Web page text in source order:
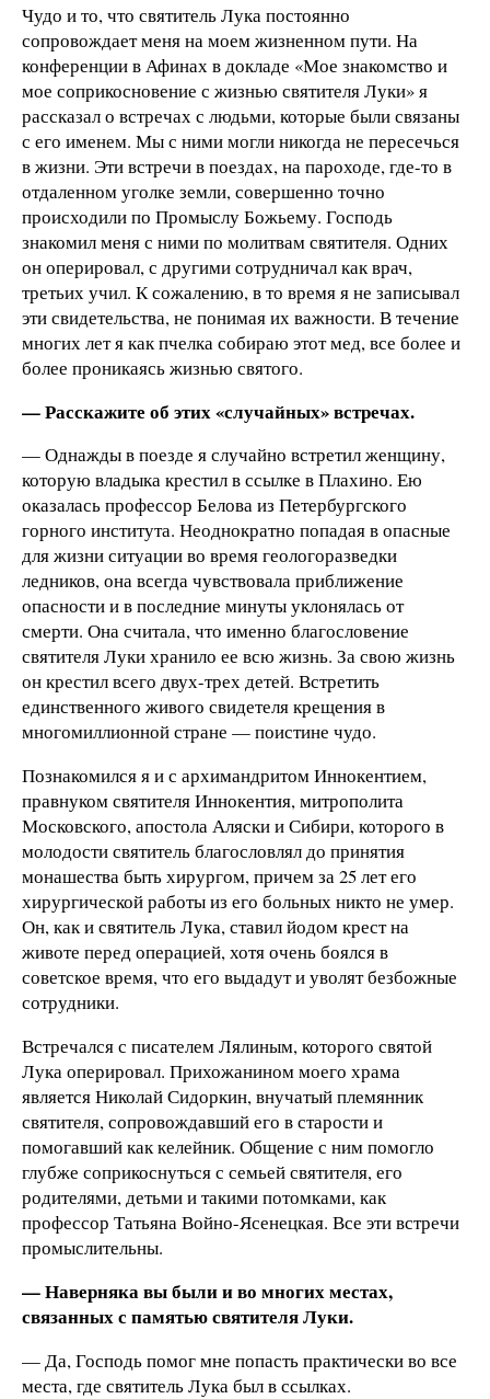
Чудо и то, что святитель Лука постоянно
сопровождает меня на моем жизненном пути. На
конференции в Афинах в докладе «Мое знакомство и
мое соприкосновение с жизнью святителя Луки» я
рассказал о встречах с людьми, которые были связаны
с его именем. Мы с ними могли никогда не пересечься
в жизни. Эти встречи в поездах, на пароходе, где-то в
отдаленном уголке земли, совершенно точно
происходили по Промыслу Божьему. Господь
знакомил меня с ними по молитвам святителя. Одних
он оперировал, с другими сотрудничал как врач,
третьих учил. К сожалению, в то время я не записывал
эти свидетельства, не понимая их важности. В течение
многих лет я как пчелка собираю этот мед, все более и
более проникаясь жизнью святого.
— Расскажите об этих «случайных» встречах.
— Однажды в поезде я случайно встретил женщину,
которую владыка крестил в ссылке в Плахино. Ею
оказалась профессор Белова из Петербургского
горного института. Неоднократно попадая в опасные
для жизни ситуации во время геологоразведки
ледников, она всегда чувствовала приближение
опасности и в последние минуты уклонялась от
смерти. Она считала, что именно благословение
святителя Луки хранило ее всю жизнь. За свою жизнь
он крестил всего двух-трех детей. Встретить
единственного живого свидетеля крещения в
многомиллионной стране — поистине чудо.
Познакомился я и с архимандритом Иннокентием,
правнуком святителя Иннокентия, митрополита
Московского, апостола Аляски и Сибири, которого в
молодости святитель благословлял до принятия
монашества быть хирургом, причем за 25 лет его
хирургической работы из его больных никто не умер.
Он, как и святитель Лука, ставил йодом крест на
животе перед операцией, хотя очень боялся в
советское время, что его выдадут и уволят безбожные
сотрудники.
Встречался с писателем Лялиным, которого святой
Лука оперировал. Прихожанином моего храма
является Николай Сидоркин, внучатый племянник
святителя, сопровождавший его в старости и
помогавший как келейник. Общение с ним помогло
глубже соприкоснуться с семьей святителя, его
родителями, детьми и такими потомками, как
профессор Татьяна Войно-Ясенецкая. Все эти встречи
промыслительны.
— Наверняка вы были и во многих местах,
связанных с памятью святителя Луки.
— Да, Господь помог мне попасть практически во все
места, где святитель Лука был в ссылках.